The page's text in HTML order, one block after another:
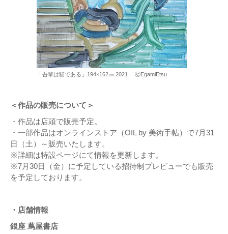
「吾輩は猫である」194×162㎝ 2021 ⓒEgamiEtsu
＜作品の販売について＞
・作品は店頭で販売予定。
​・一部作品はオンラインストア（OIL by 美術⼿帖）で7月31
日（土）～販売いたします。
※詳細は特設ページにて情報を更新します。
※7月30日（金）に予定している招待制プレビューでも販売
を予定しております。
・店舗情報
銀座 蔦屋書店